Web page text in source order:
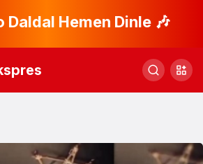
Daldal Hemen Dinle 🎶